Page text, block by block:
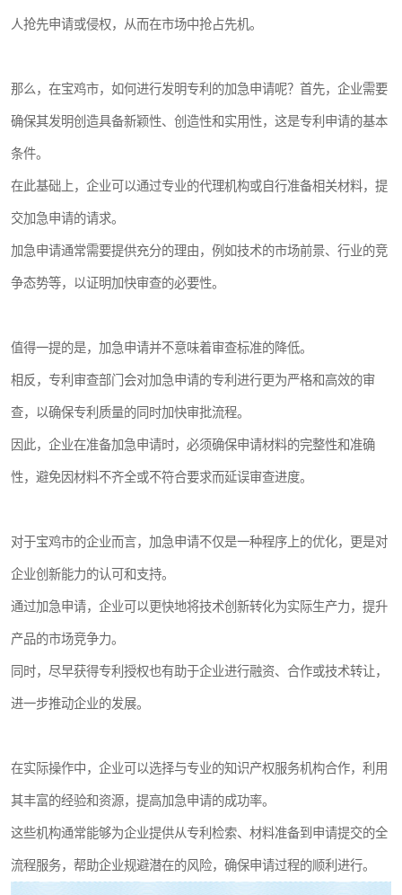
人抢先申请或侵权，从而在市场中抢占先机。
那么，在宝鸡市，如何进行发明专利的加急申请呢？首先，企业需要
确保其发明创造具备新颖性、创造性和实用性，这是专利申请的基本
条件。
在此基础上，企业可以通过专业的代理机构或自行准备相关材料，提
交加急申请的请求。
加急申请通常需要提供充分的理由，例如技术的市场前景、行业的竞
争态势等，以证明加快审查的必要性。
值得一提的是，加急申请并不意味着审查标准的降低。
相反，专利审查部门会对加急申请的专利进行更为严格和高效的审
查，以确保专利质量的同时加快审批流程。
因此，企业在准备加急申请时，必须确保申请材料的完整性和准确
性，避免因材料不齐全或不符合要求而延误审查进度。
对于宝鸡市的企业而言，加急申请不仅是一种程序上的优化，更是对
企业创新能力的认可和支持。
通过加急申请，企业可以更快地将技术创新转化为实际生产力，提升
产品的市场竞争力。
同时，尽早获得专利授权也有助于企业进行融资、合作或技术转让，
进一步推动企业的发展。
在实际操作中，企业可以选择与专业的知识产权服务机构合作，利用
其丰富的经验和资源，提高加急申请的成功率。
这些机构通常能够为企业提供从专利检索、材料准备到申请提交的全
流程服务，帮助企业规避潜在的风险，确保申请过程的顺利进行。